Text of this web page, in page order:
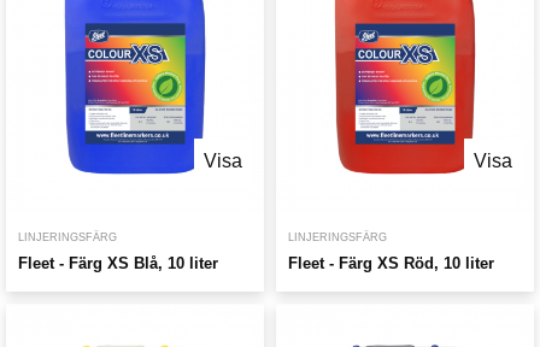
Visa
LINJERINGSFÄRG
Fleet - Färg XS Blå, 10 liter
Visa
LINJERINGSFÄRG
Fleet - Färg XS Röd, 10 liter